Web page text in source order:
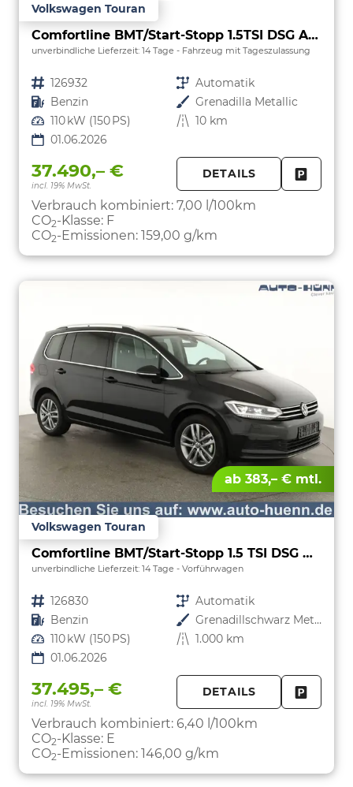
Volkswagen Touran
Comfortline BMT/Start-Stopp 1.5TSI DSG AHK
unverbindliche Lieferzeit: 14 Tage Fahrzeug mit Tageszulassung
Fahrzeugnr. 126932 Getriebe Automatik
Kraftstoff Benzin Außenfarbe Grenadilla Metallic
Leistung 110 kW (150 PS) Kilometerstand 10 km
01.06.2026
37.490,– €
incl. 19% MwSt.
DETAILS
Verbrauch kombiniert: 7,00 l/100km
CO2-Klasse: F
CO2-Emissionen: 159,00 g/km
ab 383,– € mtl.
Volkswagen Touran
Comfortline BMT/Start-Stopp 1.5 TSI DSG Comfortline, Navi, Side, Kamera, Winter, 17-Zoll, sofort, 3.J-Garantie
unverbindliche Lieferzeit: 14 Tage Vorführwagen
Fahrzeugnr. 126830 Getriebe Automatik
Kraftstoff Benzin Außenfarbe
Grenadillschwarz Metallic
Leistung 110 kW (150 PS) Kilometerstand 1.000 km
01.06.2026
37.495,– €
incl. 19% MwSt.
DETAILS
Verbrauch kombiniert: 6,40 l/100km
CO2-Klasse: E
CO2-Emissionen: 146,00 g/km